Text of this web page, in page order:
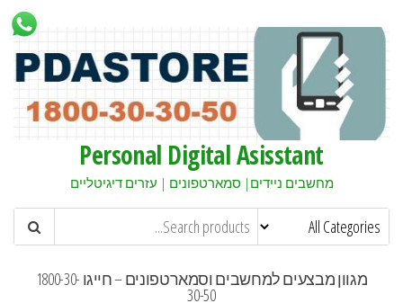
Personal Digital Asisstant
מחשבים ניידים| סמארטפונים | עזרים דיגיטליים
מגוון מבצעים למחשבים וסמארטפונים – חייגו 1800-30-
30-50